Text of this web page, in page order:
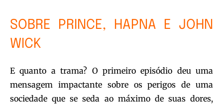
SOBRE PRINCE, HAPNA E JOHN
WICK
E quanto a trama? O primeiro episódio deu uma
mensagem impactante sobre os perigos de uma
sociedade que se seda ao máximo de suas dores,